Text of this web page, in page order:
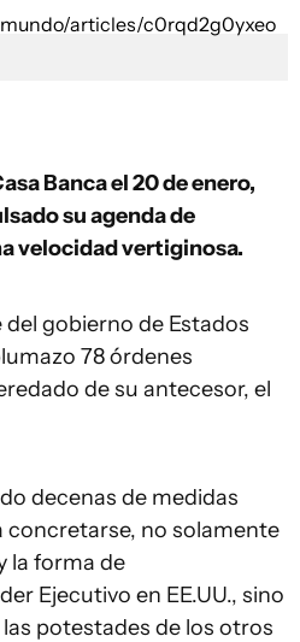
Banca el 20 de enero,
su agenda de
velocidad vertiginosa.
gobierno de Estados
78 órdenes
de su antecesor, el
decenas de medidas
concretarse, no solamente
la forma de
Ejecutivo en EE.UU., sino
potestades de los otros